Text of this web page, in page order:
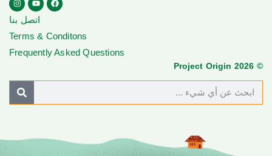
اتصل بنا
Terms & Conditons
Frequently Asked Questions
© Project Origin 2026